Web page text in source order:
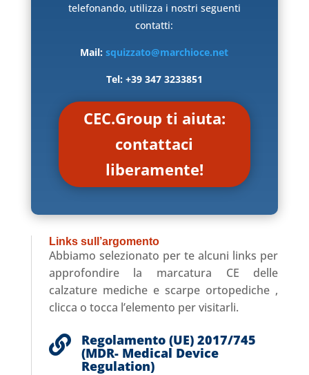
telefonando, utilizza i nostri seguenti
contatti:
Mail:squizzato@marchioce.net
Tel: +39 347 3233851
CEC.Group ti aiuta:
contattaci
liberamente!
Links sull’argomento
Abbiamo selezionato per te alcuni links per
approfondire la marcatura CE delle
calzature mediche e scarpe ortopediche ,
clicca o tocca l’elemento per visitarli.
 Regolamento (UE) 2017/745
(MDR- Medical Device
Regulation)